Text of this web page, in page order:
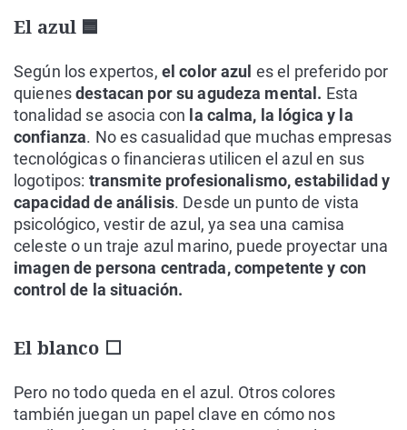
El azul 🟦
Según los expertos, el color azul es el preferido por
quienesdestacan por su agudeza mental. Esta
tonalidad se asocia con la calma, la lógica y la
confianza. No es casualidad que muchas empresas
tecnológicas o financieras utilicen el azul en sus
logotipos: transmite profesionalismo, estabilidad y
capacidad de análisis. Desde un punto de vista
psicológico, vestir de azul, ya sea una camisa
celeste o un traje azul marino, puede proyectar una
imagen de persona centrada, competente y con
control de la situación.
El blanco ⬜
Pero no todo queda en el azul. Otros colores
también juegan un papel clave en cómo nos